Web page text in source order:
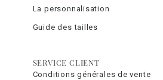
La personnalisation
Guide des tailles
SERVICE CLIENT
Conditions générales de vente